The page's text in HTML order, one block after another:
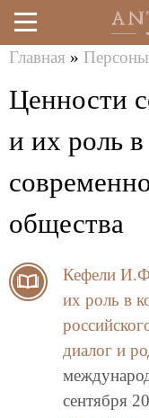
к
здесь
Главная » Персоны
Ценности
и их роль
общества
Кефели
их роль в
диалог и
сентября